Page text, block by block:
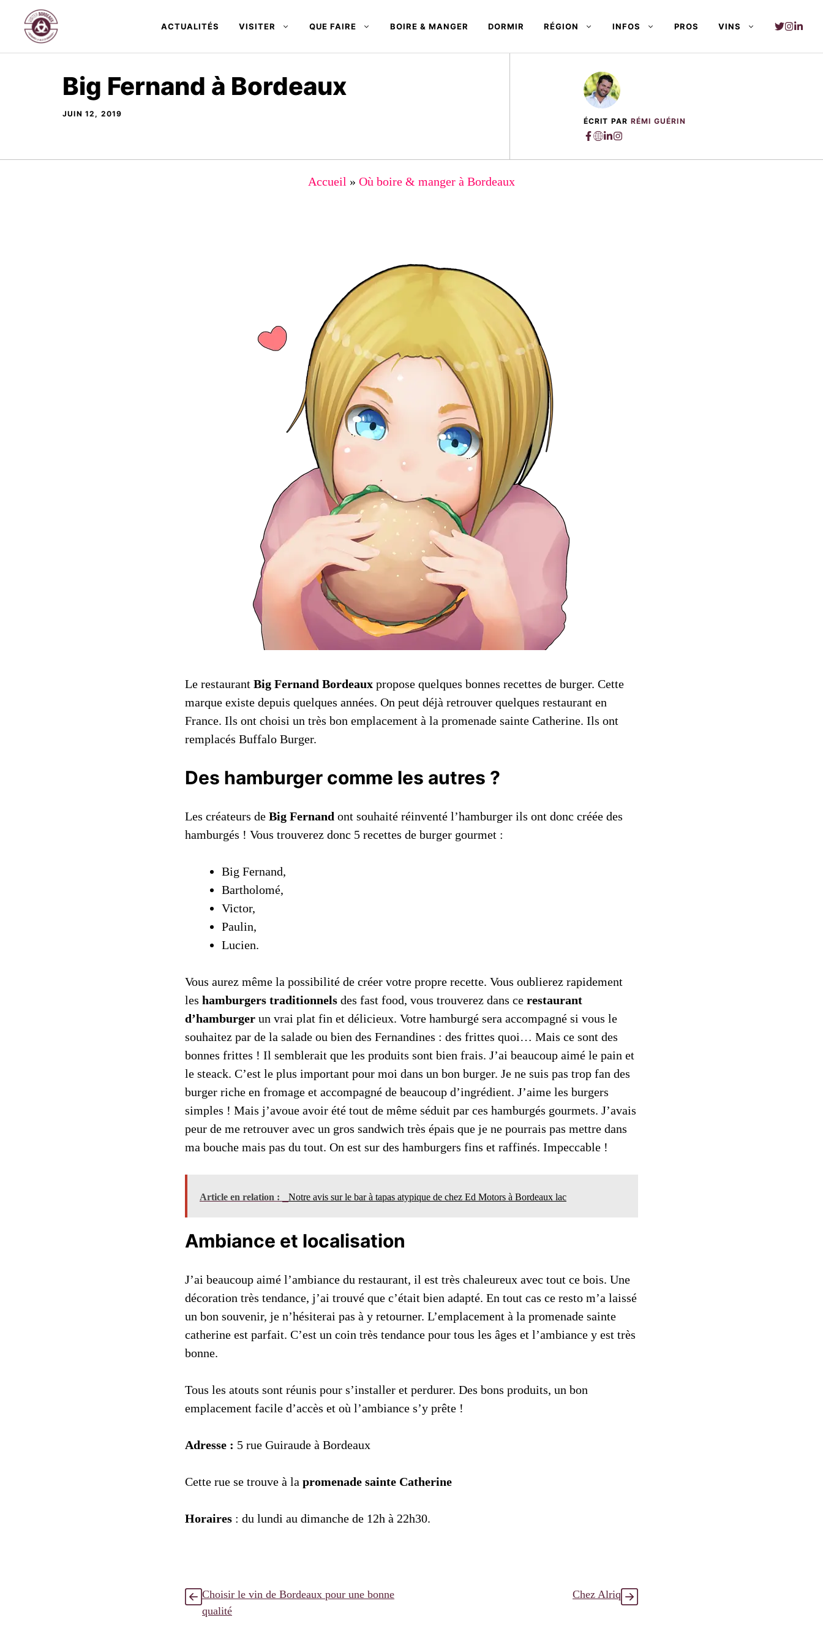
contenu
ACTUALITÉS VISITER QUE FAIRE BOIRE & MANGER DORMIR RÉGION INFOS PROS VINS
Big Fernand à Bordeaux
JUIN 12, 2019
ÉCRIT PAR RÉMI GUÉRIN
Accueil » Où boire & manger à Bordeaux
Le restaurant Big Fernand Bordeaux propose quelques bonnes recettes de burger. Cette
marque existe depuis quelques années. On peut déjà retrouver quelques restaurant en
France. Ils ont choisi un très bon emplacement à la promenade sainte Catherine. Ils ont
remplacés Buffalo Burger.
Des hamburger comme les autres ?
Les créateurs de Big Fernand ont souhaité réinventé l’hamburger ils ont donc créée des
hamburgés ! Vous trouverez donc 5 recettes de burger gourmet :
Big Fernand,
Bartholomé,
Victor,
Paulin,
Lucien.
Vous aurez même la possibilité de créer votre propre recette. Vous oublierez rapidement
les hamburgers traditionnels des fast food, vous trouverez dans ce restaurant
d’hamburger un vrai plat fin et délicieux. Votre hamburgé sera accompagné si vous le
souhaitez par de la salade ou bien des Fernandines : des frittes quoi… Mais ce sont des
bonnes frittes ! Il semblerait que les produits sont bien frais. J’ai beaucoup aimé le pain et
le steack. C’est le plus important pour moi dans un bon burger. Je ne suis pas trop fan des
burger riche en fromage et accompagné de beaucoup d’ingrédient. J’aime les burgers
simples ! Mais j’avoue avoir été tout de même séduit par ces hamburgés gourmets. J’avais
peur de me retrouver avec un gros sandwich très épais que je ne pourrais pas mettre dans
ma bouche mais pas du tout. On est sur des hamburgers fins et raffinés. Impeccable !
Article en relation : Notre avis sur le bar à tapas atypique de chez Ed Motors à Bordeaux lac
Ambiance et localisation
J’ai beaucoup aimé l’ambiance du restaurant, il est très chaleureux avec tout ce bois. Une
décoration très tendance, j’ai trouvé que c’était bien adapté. En tout cas ce resto m’a laissé
un bon souvenir, je n’hésiterai pas à y retourner. L’emplacement à la promenade sainte
catherine est parfait. C’est un coin très tendance pour tous les âges et l’ambiance y est très
bonne.
Tous les atouts sont réunis pour s’installer et perdurer. Des bons produits, un bon
emplacement facile d’accès et où l’ambiance s’y prête !
Adresse : 5 rue Guiraude à Bordeaux
Cette rue se trouve à la promenade sainte Catherine
Horaires : du lundi au dimanche de 12h à 22h30.
Choisir le vin de Bordeaux pour une bonne
qualité
Chez Alriq